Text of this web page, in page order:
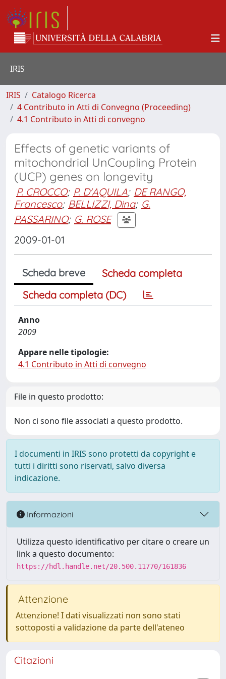
IRIS
IRIS
Catalogo Ricerca
4 Contributo in Atti di Convegno (Proceeding)
4.1 Contributo in Atti di convegno
Effects of genetic variants of
mitochondrial UnCoupling Protein
(UCP) genes on longevity
P. CROCCO; P. D'AQUILA; DE RANGO,
Francesco; BELLIZZI, Dina; G.
PASSARINO; G. ROSE
2009-01-01
Scheda breve
Scheda completa
Scheda completa (DC)
Anno
2009
Appare nelle tipologie:
4.1 Contributo in Atti di convegno
File in questo prodotto:
Non ci sono file associati a questo prodotto.
I documenti in IRIS sono protetti da copyright e
tutti i diritti sono riservati, salvo diversa
indicazione.
Informazioni
Utilizza questo identificativo per citare o creare un
link a questo documento:
https://hdl.handle.net/20.500.11770/161836
Attenzione
Attenzione! I dati visualizzati non sono stati
sottoposti a validazione da parte dell'ateneo
Citazioni